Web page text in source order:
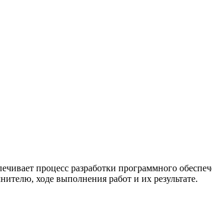
процесс разработки программного
ходе выполнения работ и их результате.